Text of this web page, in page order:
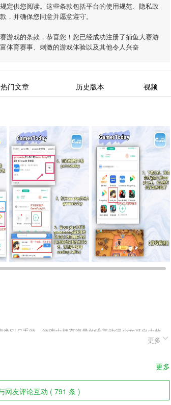
定供您阅读。这些条款包括平台的使用规范、隐私政
，并确保您同意并愿意遵守。
游戏的条款，恭喜您！您已经成功注册了捕鱼大赛游
体育赛事、刺激的游戏体验以及其他令人兴奋
热门文章 历史版本 视频
SLG手游，游戏中拥有海量的唯美动漫少女可自由收
出战英雄、培养各类英雄等各种决策。玩家无论是否在
载少女剑师手游正版吧。
案
更多
更多
网友评论互动 ( 791 条 )